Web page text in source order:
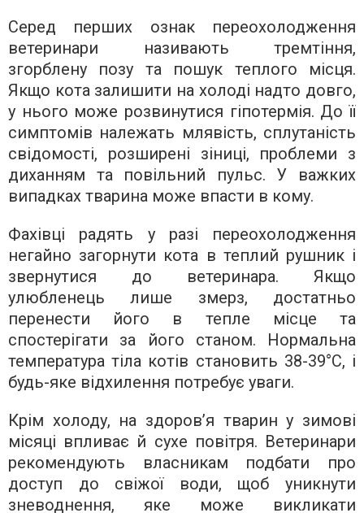
Серед перших ознак переохолодження
ветеринари називають тремтіння,
згорблену позу та пошук теплого місця.
Якщо кота залишити на холоді надто довго,
у нього може розвинутися гіпотермія. До її
симптомів належать млявість, сплутаність
свідомості, розширені зіниці, проблеми з
диханням та повільний пульс. У важких
випадках тварина може впасти в кому.
Фахівці радять у разі переохолодження
негайно загорнути кота в теплий рушник і
звернутися до ветеринара. Якщо
улюбленець лише змерз, достатньо
перенести його в тепле місце та
спостерігати за його станом. Нормальна
температура тіла котів становить 38-39°C, і
будь-яке відхилення потребує уваги.
Крім холоду, на здоров’я тварин у зимові
місяці впливає й сухе повітря. Ветеринари
рекомендують власникам подбати про
доступ до свіжої води, щоб уникнути
зневоднення, яке може викликати